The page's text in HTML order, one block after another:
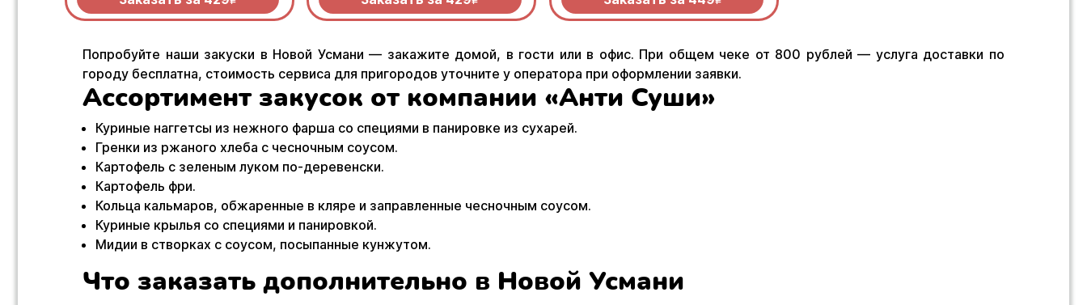
Попробуйте наши закуски в Новой Усмани — закажите домой, в гости или в офис. При общем чеке от 800 рублей — услуга доставки по
городу бесплатна, стоимость сервиса для пригородов уточните у оператора при оформлении заявки.
Ассортимент закусок от компании «Анти Суши»
Куриные наггетсы из нежного фарша со специями в панировке из сухарей.
Гренки из ржаного хлеба с чесночным соусом.
Картофель с зеленым луком по-деревенски.
Картофель фри.
Кольца кальмаров, обжаренные в кляре и заправленные чесночным соусом.
Куриные крылья со специями и панировкой.
Мидии в створках с соусом, посыпанные кунжутом.
Что заказать дополнительно в Новой Усмани